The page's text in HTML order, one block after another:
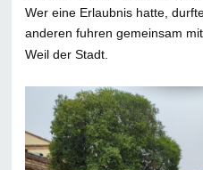
Wer eine Erlaubnis hatte,
anderen fuhren gemeinsam
Weil der Stadt.